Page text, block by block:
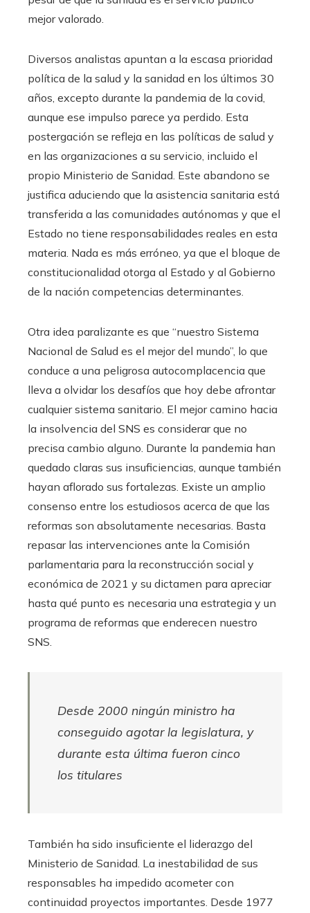
mejor valorado.
Diversos analistas apuntan a la escasa prioridad
política de la salud y la sanidad en los últimos 30
años, excepto durante la pandemia de la covid,
aunque ese impulso parece ya perdido. Esta
postergación se refleja en las políticas de salud y
en las organizaciones a su servicio, incluido el
propio Ministerio de Sanidad. Este abandono se
justifica aduciendo que la asistencia sanitaria está
transferida a las comunidades autónomas y que el
Estado no tiene responsabilidades reales en esta
materia. Nada es más erróneo, ya que el bloque de
constitucionalidad otorga al Estado y al Gobierno
de la nación competencias determinantes.
Otra idea paralizante es que “nuestro Sistema
Nacional de Salud es el mejor del mundo”, lo que
conduce a una peligrosa autocomplacencia que
lleva a olvidar los desafíos que hoy debe afrontar
cualquier sistema sanitario. El mejor camino hacia
la insolvencia del SNS es considerar que no
precisa cambio alguno. Durante la pandemia han
quedado claras sus insuficiencias, aunque también
hayan aflorado sus fortalezas. Existe un amplio
consenso entre los estudiosos acerca de que las
reformas son absolutamente necesarias. Basta
repasar las intervenciones ante la Comisión
parlamentaria para la reconstrucción social y
económica de 2021 y su dictamen para apreciar
hasta qué punto es necesaria una estrategia y un
programa de reformas que enderecen nuestro
SNS.
Desde 2000 ningún ministro ha
conseguido agotar la legislatura, y
durante esta última fueron cinco
los titulares
También ha sido insuficiente el liderazgo del
Ministerio de Sanidad. La inestabilidad de sus
responsables ha impedido acometer con
continuidad proyectos importantes. Desde 1977